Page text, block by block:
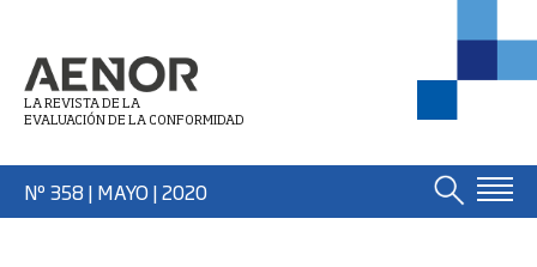
LA REVISTA DE LA
EVALUACIÓN DE LA CONFORMIDAD
Nº 358 | MAYO| 2020